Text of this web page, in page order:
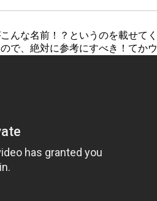
んな名前！？というのを載せてく
で、絶対に参考にすべき！てかウ